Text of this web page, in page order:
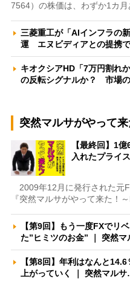
7564）の株価は、わずか1カ
三菱重工が「AIインフラの
運 エヌビディアとの提携
キオクシアHD「7万円割れ
の反転シグナルか？ 市場
突然マルサがやって来
【最終回】1
入れたプライ
2009年12月に発行された元
『突然マルサがやって来た！
【第9回】もう一度FXで
た”ヒミツのお金” ｜ 突然
【第8回】年利はなんと
上がっていく ｜ 突然マル